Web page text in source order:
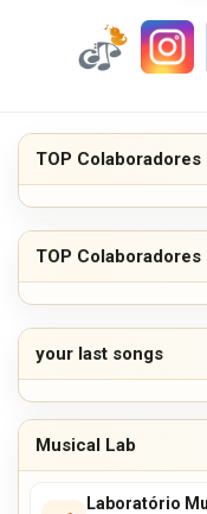
TOP
TOP
your last songs
Musical Lab
Laboratório